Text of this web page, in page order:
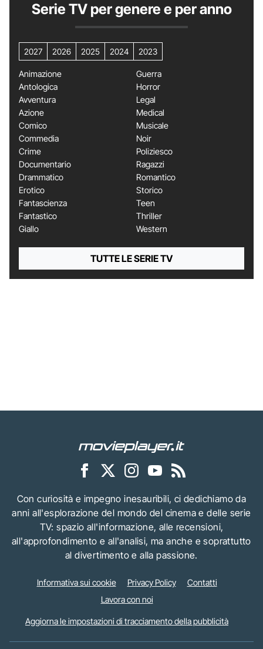
Serie TV per genere e per anno
2027 2026 2025 2024 2023
Animazione
Antologica
Avventura
Azione
Comico
Commedia
Crime
Documentario
Drammatico
Erotico
Fantascienza
Fantastico
Giallo
Guerra
Horror
Legal
Medical
Musicale
Noir
Poliziesco
Ragazzi
Romantico
Storico
Teen
Thriller
Western
TUTTE LE SERIE TV
Con curiosità e impegno inesauribili, ci dedichiamo da
anni all'esplorazione del mondo del cinema e delle serie
TV: spazio all'informazione, alle recensioni,
all'approfondimento e all'analisi, ma anche e soprattutto
al divertimento e alla passione.
Informativa sui cookie Privacy Policy
Contatti
Lavora con noi
Aggiorna le impostazioni di tracciamento della pubblicità